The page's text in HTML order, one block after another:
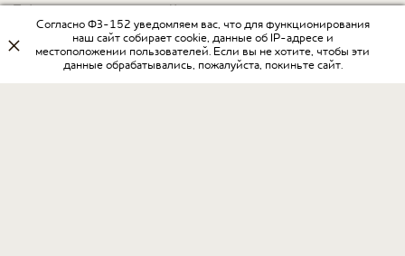
Таблица размеров
Контакты
Оплата для юр. лиц
Условия возврата
Оптовикам
Договор оферты
Согласно ФЗ-152 уведомляем вас, что для функционирования
наш сайт собирает cookie, данные об IP-адресе и
местоположении пользователей. Если вы не хотите, чтобы эти
данные обрабатывались, пожалуйста, покиньте сайт.